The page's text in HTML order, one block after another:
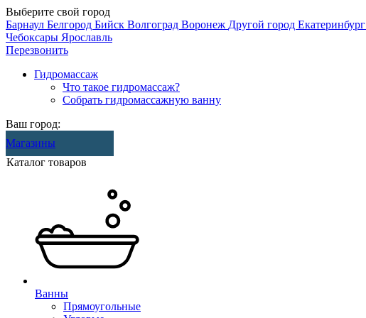
Выберите свой город
Барнаул Белгород Бийск Волгоград Воронеж Другой город Екатеринбург
Чебоксары Ярославль
Перезвонить
Гидромассаж
Что такое гидромассаж?
Собрать гидромассажную ванну
Ваш город:
Магазины
Каталог товаров
Ванны
Прямоугольные